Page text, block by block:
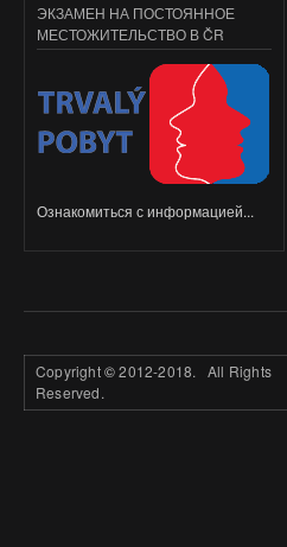
ЭКЗАМЕН НА ПОСТОЯННОЕ
МЕСТОЖИТЕЛЬСТВО В ČR
Ознакомиться с информацией...
Copyright©2012-2018. All Rights
Reserved.